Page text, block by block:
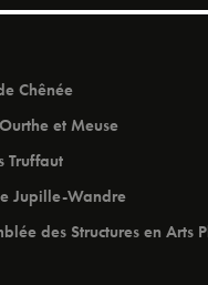
Chênée
et Meuse
Truffaut
Jupille-Wandre
des Structures en Arts